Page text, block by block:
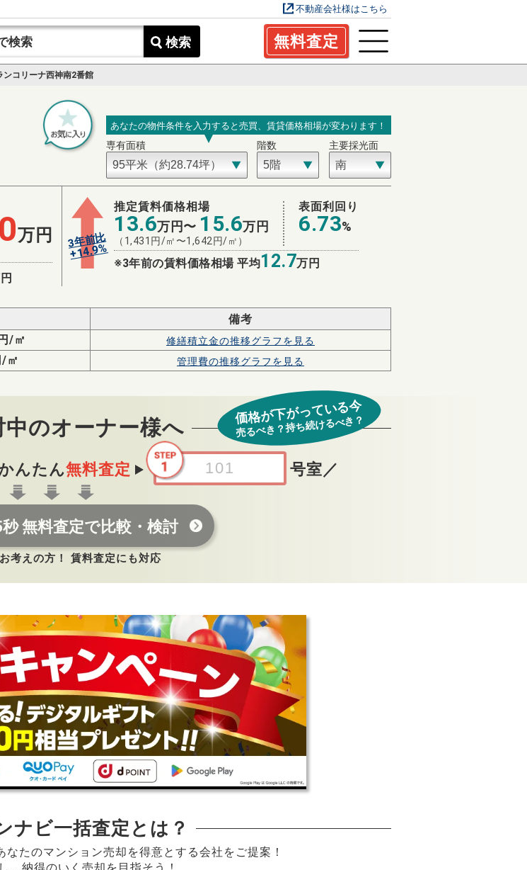
不動産会社様はこちら
検索 無料査定
ンコリーナ西神南2番館
あなたの物件条件を入力すると売買、賃貸価格相場が変わります！
専有面積 階数 主要採光面
万円 3年前比
+14.9%
推定賃料価格相場
13.6万円〜 15.6万円
（ 1,431 円/㎡〜1,642 円/㎡）
表面利回り
6.73%
※3年前の賃料価格相場 平均12.7万円
備考
/㎡ 修繕積立金の推移グラフを見る
㎡ 管理費の推移グラフを見る
中のオーナー様へ
んたん無料査定 号室 ／
無料査定で比較・検討
価格が下がっている今
売るべき？持ち続けるべき？
考えの方！ 賃料査定にも対応
ナビ一括査定とは？
なたのマンション売却を得意とする会社をご提案！